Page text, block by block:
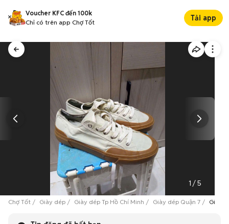
Voucher KFC đến 100k
Chỉ có trên app Chợ Tốt
Tải app
1 /5
Chợ Tốt Giày dép Giày dép Tp Hồ Chí Minh Giày dép Quận 7 Giày